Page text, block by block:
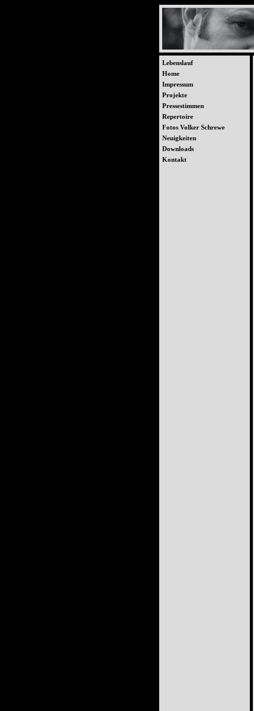
Lebenslauf
Home
Impressum
Projekte
Pressestimmen
Repertoire
Fotos Volker Schrewe
Neuigkeiten
Downloads
Kontakt